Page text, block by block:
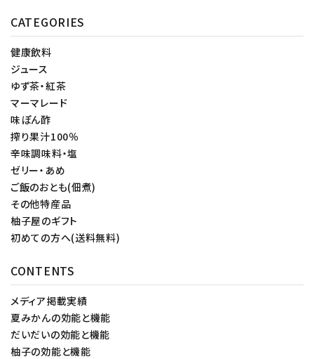
CATEGORIES
健康飲料
ジュース
ゆず茶・紅茶
マーマレード
味ぽん酢
搾り果汁100％
辛味調味料・塩
ゼリー・あめ
ご飯のおとも(佃煮)
その他特産品
柚子屋のギフト
初めての方へ(送料無料)
CONTENTS
メディア掲載実績
夏みかんの効能と機能
だいだいの効能と機能
柚子の効能と機能